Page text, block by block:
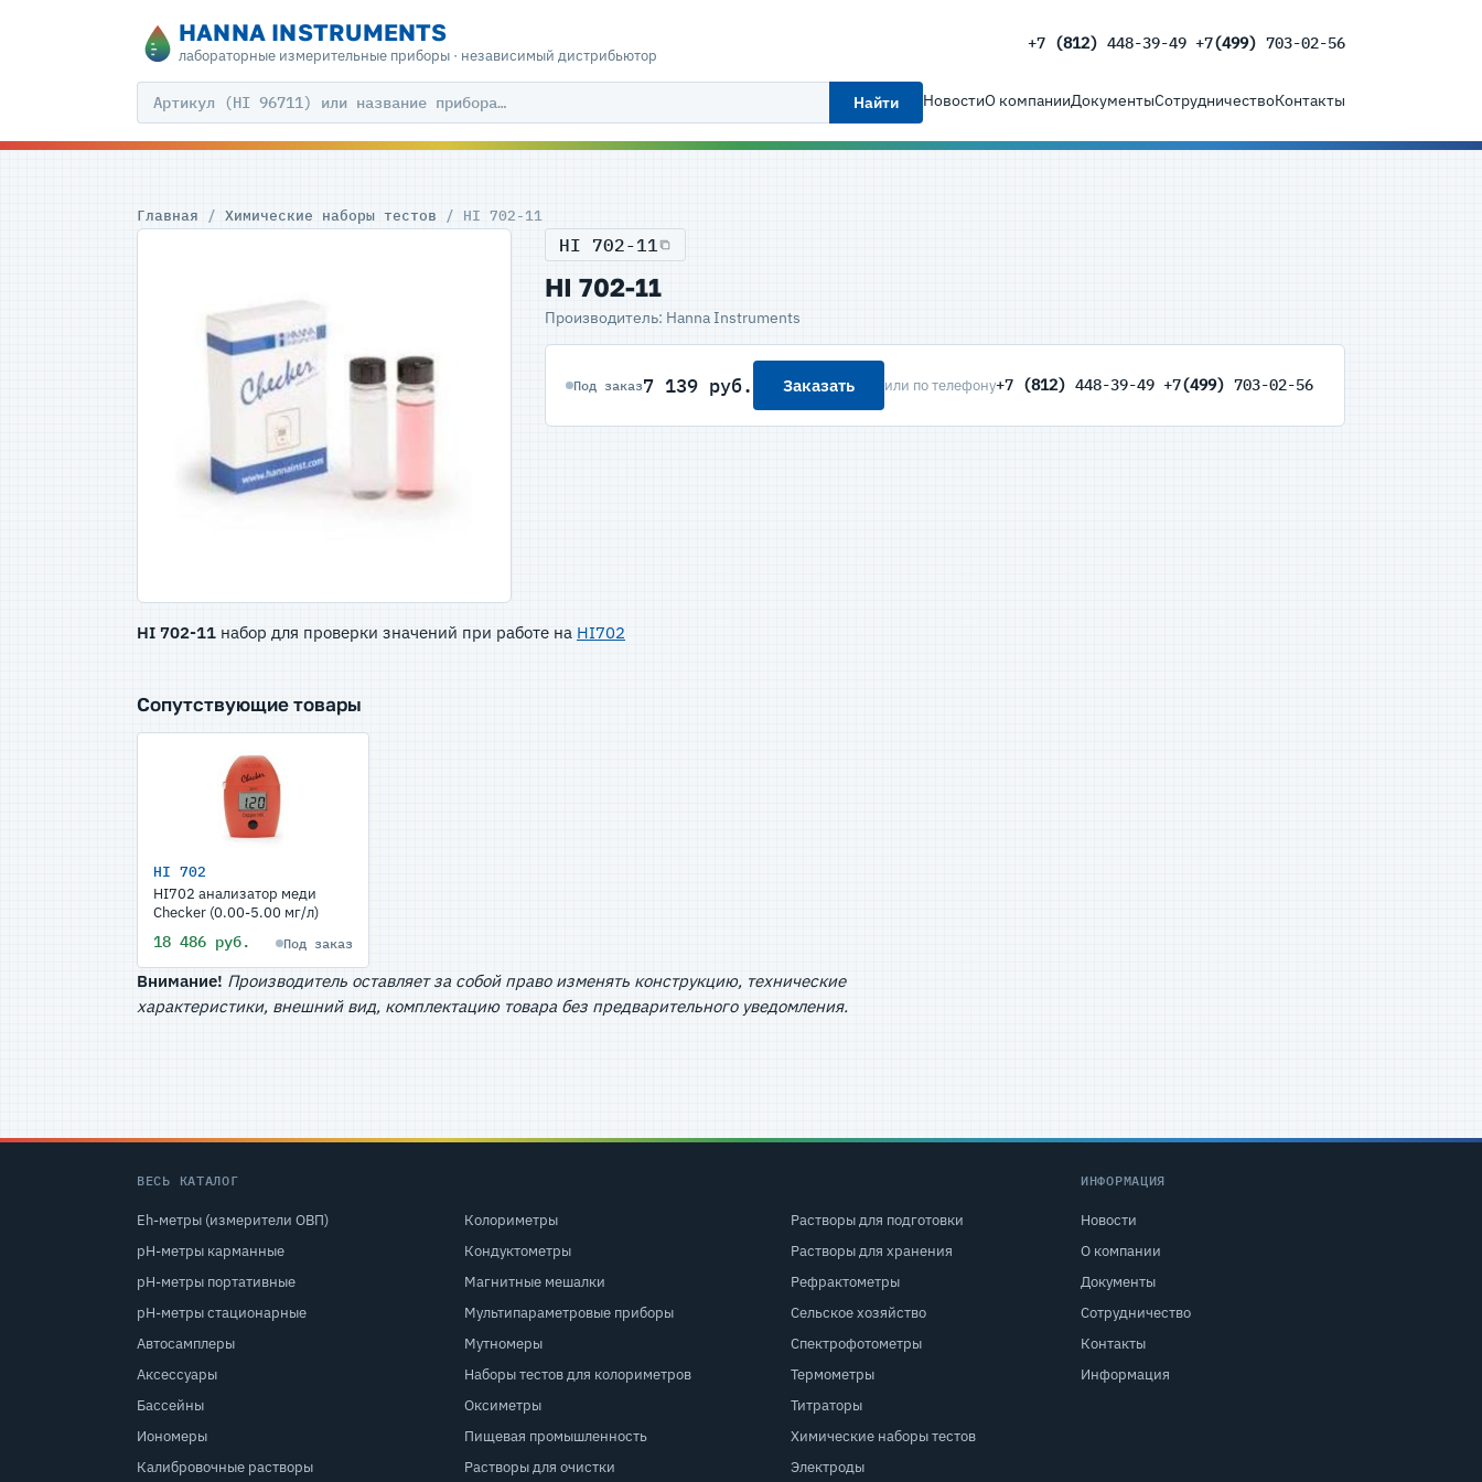
HANNA INSTRUMENTS
лабораторные измерительные приборы · независимый дистрибьютор
+7 (812) 448-39-49 +7(499) 703-02-56
Найти НовостиО компанииДокументыСотрудничествоКонтакты
Главная / Химические наборы тестов / HI 702-11
HI 702-11
HI 702-11
Производитель: Hanna Instruments
Под заказ7 139 руб. Заказать или по телефону+7 (812) 448-39-49 +7(499) 703-02-56
HI 702-11 набор для проверки значений при работе на HI702
Сопутствующие товары
HI 702
HI702 анализатор меди
Checker (0.00-5.00 мг/л)
18 486 руб. Под заказ
Внимание! Производитель оставляет за собой право изменять конструкцию, технические
характеристики, внешний вид, комплектацию товара без предварительного уведомления.
ВЕСЬ КАТАЛОГ
Eh-метры (измерители ОВП)
pH-метры карманные
pH-метры портативные
pH-метры стационарные
Автосамплеры
Аксессуары
Бассейны
Иономеры
Калибровочные растворы
Колориметры
Кондуктометры
Магнитные мешалки
Мультипараметровые приборы
Мутномеры
Наборы тестов для колориметров
Оксиметры
Пищевая промышленность
Растворы для очистки
Растворы для подготовки
Растворы для хранения
Рефрактометры
Сельское хозяйство
Спектрофотометры
Термометры
Титраторы
Химические наборы тестов
Электроды
ИНФОРМАЦИЯ
Новости
О компании
Документы
Сотрудничество
Контакты
Информация